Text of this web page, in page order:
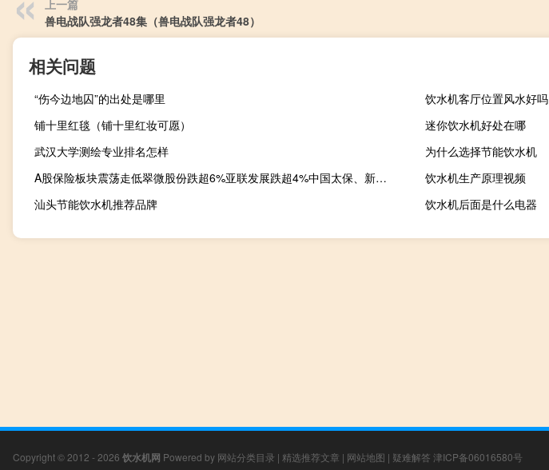
上一篇
兽电战队强龙者48集（兽电战队强龙者48）
相关问题
“伤今边地囚”的出处是哪里
饮水机客厅位置风水好吗
铺十里红毯（铺十里红妆可愿）
迷你饮水机好处在哪
武汉大学测绘专业排名怎样
为什么选择节能饮水机
A股保险板块震荡走低翠微股份跌超6%亚联发展跌超4%中国太保、新华保险、中国人寿、中国平安跟跌
饮水机生产原理视频
汕头节能饮水机推荐品牌
饮水机后面是什么电器
Copyright © 2012 - 2026 饮水机网 Powered by 网站分类目录 | 精选推荐文章 | 网站地图 | 疑难解答 津ICP备06016580号